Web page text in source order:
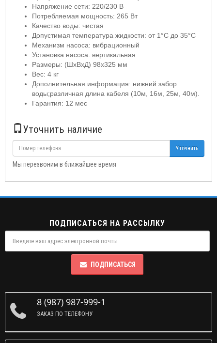
Напряжение сети: 220/230 В
Потребляемая мощность: 265 Вт
Качество воды: чистая
Допустимая температура жидкости: от 1°C до 35°C
Механизм насоса: вибрационный
Установка насоса: вертикальная
Размеры: (ШхВхД) 98x325 мм
Вес: 4 кг
Дополнительная информация: нижний забор
воды;различная длина кабеля (10м, 16м, 25м, 40м).
Гарантия: 12 мес
Уточнить наличие
Уточнить
Мы перезвоним в ближайшее время
ПОДПИСАТЬСЯ НА РАССЫЛКУ
ПОДПИСАТЬСЯ
8 (987) 987-999-1
ЗАКАЗ ПО ТЕЛЕФОНУ